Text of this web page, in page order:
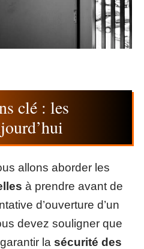
clé : les
allons aborder les
à prendre avant de
d’ouverture d’un
devez souligner que
la sécurité des